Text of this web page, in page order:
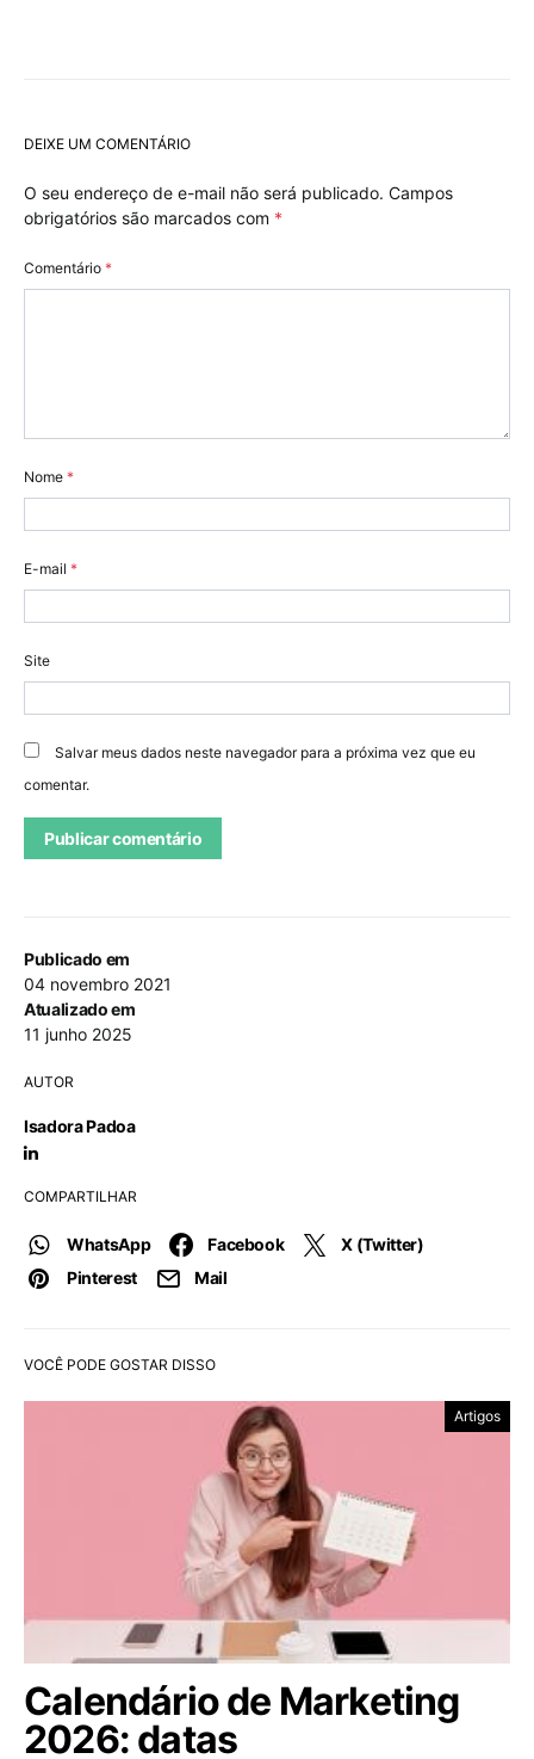
Publicado em
04 novembro 2021
Atualizado em
11 junho 2025
AUTOR
Isadora Padoa
COMPARTILHAR
WhatsApp Facebook
X (Twitter)
Pinterest
Mail
DEIXE UM COMENTÁRIO
O seu endereço de e-mail não será publicado. Campos
obrigatórios são marcados com *
Comentário *
Nome *
E-mail *
Site
Salvar meus dados neste navegador para a próxima vez que eu
comentar.
VOCÊ PODE GOSTAR DISSO
Artigos
Calendário de Marketing
2026: datas